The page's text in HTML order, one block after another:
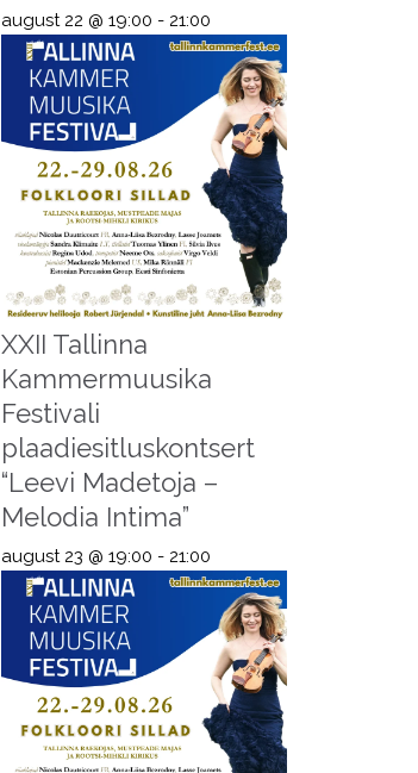
august 22 @ 19:00 - 21:00
XXII Tallinna
Kammermuusika
Festivali
plaadiesitluskontsert
“Leevi Madetoja –
Melodia Intima”
august 23 @ 19:00 - 21:00